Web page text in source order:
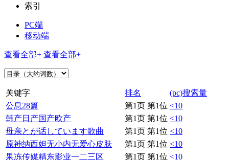
索引
PC端
移动端
查看全部+ 查看全部+
关键字 排名
(pc)搜索量
公息28篇
第1页 第1位 <10
韩产日产国产欧产
第1页 第1位 <10
母亲とが话しています歌曲
第1页 第1位 <10
原神纳西妲无小内无爱心皮肤
第1页 第1位 <10
果冻传媒精东影业一二三区
第1页 第1位 <10